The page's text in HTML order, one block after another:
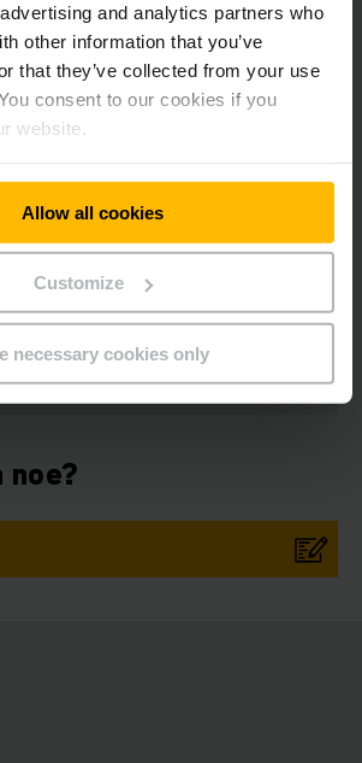
and analytics partners who
other information that you’ve
that they’ve collected from your use
consent to our cookies if you
website.
Allow all cookies
Customize
necessary cookies only
med en av våre ansatte.
Sosiale medier
noe?